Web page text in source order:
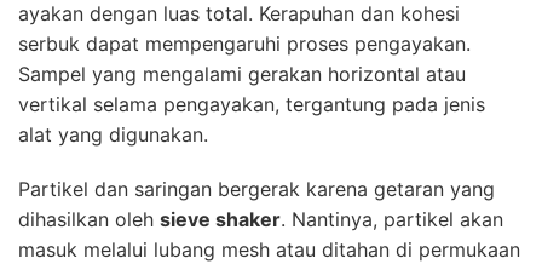
ayakan dengan luas total. Kerapuhan dan kohesi
serbuk dapat mempengaruhi proses pengayakan.
Sampel yang mengalami gerakan horizontal atau
vertikal selama pengayakan, tergantung pada jenis
alat yang digunakan.
Partikel dan saringan bergerak karena getaran yang
dihasilkan oleh sieve shaker. Nantinya, partikel akan
masuk melalui lubang mesh atau ditahan di permukaan